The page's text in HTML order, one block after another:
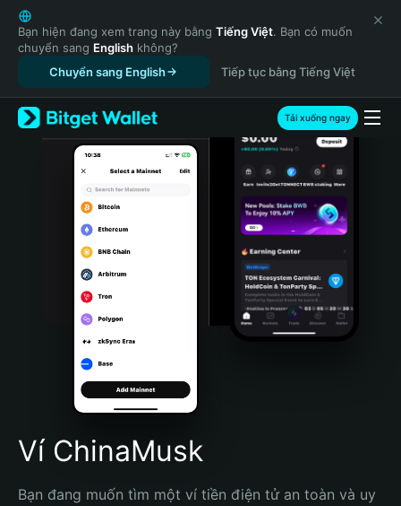
English
日本語
Tiếng Việt
Русский
Español (Latinoamérica)
Türkçe
Italiano
Português (Portugal)
Bahasa Indonesia
Português (Brasil)
Español (Argentina)
Bạn hiện đang xem trang này bằng Tiếng Việt. Bạn có muốn
chuyển sang English không?
Chuyển sang English
Tiếp tục bằng Tiếng Việt
Tải xuống ngay
Ví ChinaMusk
Bạn đang muốn tìm một ví tiền điện tử an toàn và uy